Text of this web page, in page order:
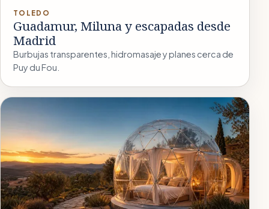
TOLEDO
Guadamur, Miluna y escapadas desde
Madrid
Burbujas transparentes, hidromasaje y planes cerca de
Puy du Fou.